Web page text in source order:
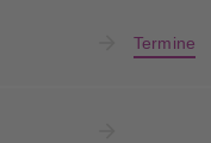
Termine